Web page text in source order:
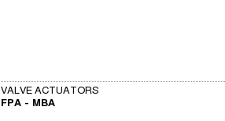
VALVE ACTUATORS
FPA - MBA